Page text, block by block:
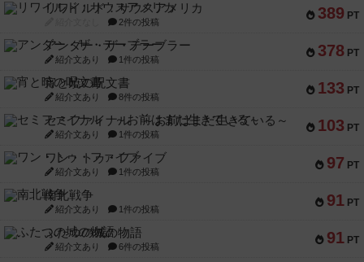
389 PT
リワイルド：サウスアメリカ
2件の投稿
378 PT
アンダー・ザ・テーブラー
紹介文あり 1件の投稿
133 PT
宵と暁の呪文書
紹介文あり 8件の投稿
103 PT
セミファイナル ～お前はまだ生きている～
紹介文あり 1件の投稿
97 PT
ワン・トゥ・ファイブ
紹介文あり 1件の投稿
91 PT
南北戦争
紹介文あり 1件の投稿
91 PT
ふたつの城の物語
紹介文あり 6件の投稿